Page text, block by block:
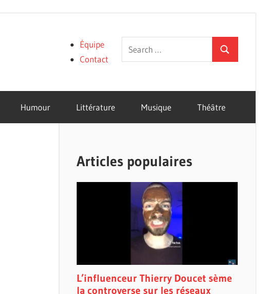
Search
for:
Search
Équipe
Contact
Humour Littérature Musique Théâtre
Articles populaires